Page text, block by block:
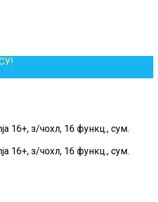
16+, з/чохл, 16 функц., сум.
16+, з/чохл, 16 функц., сум.